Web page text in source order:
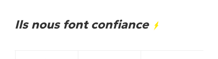
Ils nous font confiance